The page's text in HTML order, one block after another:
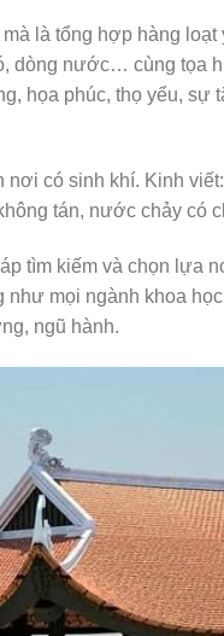
là tổng hợp hàng
dòng nước… cùng tọa
họa phúc, thọ yểu, sự
nơi có sinh khí. Kinh
tán, nước chảy có
tìm kiếm và chọn lựa
như mọi ngành khoa
ngũ hành.